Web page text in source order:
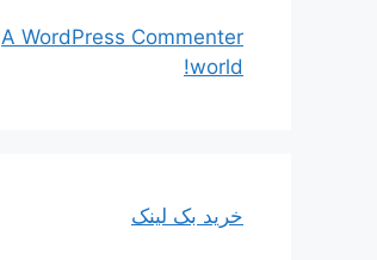
A WordPress Commenter
world!
خرید بک لینک